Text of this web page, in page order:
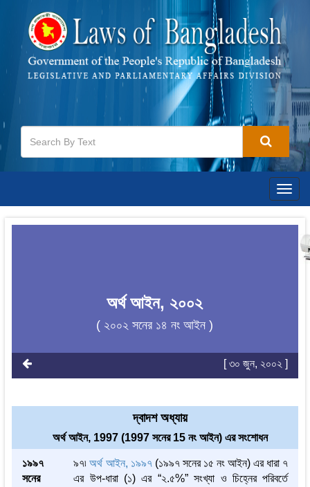
অর্থ আইন, ২০০২
( ২০০২ সনের ১৪ নং আইন )
[ ৩০ জুন, ২০০২ ]
দ্বাদশ অধ্যায়
অর্থ আইন, 1997 (1997 সনের 15 নং আইন) এর সংশোধন
১৯৯৭
সনের
৯৭৷অর্থ আইন, ১৯৯৭(১৯৯৭ সনের ১৫ নং আইন) এর ধারা ৭
এর উপ-ধারা (১) এর “২.৫%” সংখ্যা ও চিহ্নের পরিবর্তে